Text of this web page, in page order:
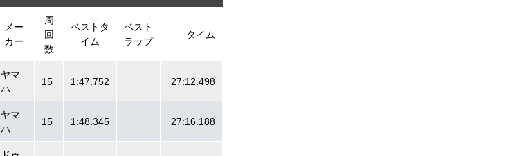
メー
カー
周
回
数
ベストタ
イム
ベスト
ラップ
タイム
ヤマ
ハ
15 1:47.752 27:12.498
ヤマ
ハ
15 1:48.345 27:16.188